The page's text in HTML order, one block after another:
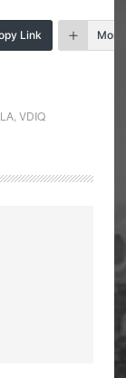
Link More
, VDIQ